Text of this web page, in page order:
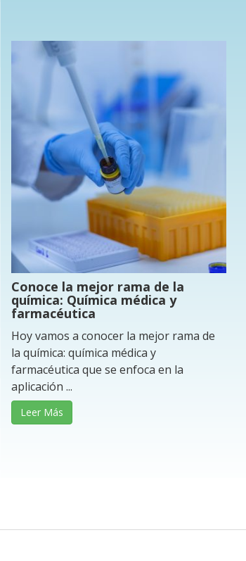
Conoce la mejor rama de la
química: Química médica y
farmacéutica
Hoy vamos a conocer la mejor rama de
la química: química médica y
farmacéutica que se enfoca en la
aplicación ...
Leer Más